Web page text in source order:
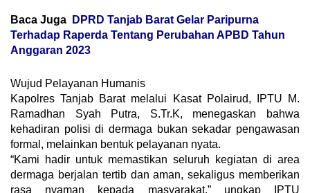
Baca Juga
DPRD Tanjab Barat Gelar Paripurna
Terhadap Raperda Tentang Perubahan APBD Tahun
Anggaran 2023
​Wujud Pelayanan Humanis
​Kapolres Tanjab Barat melalui Kasat Polairud, IPTU M.
Ramadhan Syah Putra, S.Tr.K, menegaskan bahwa
kehadiran polisi di dermaga bukan sekadar pengawasan
formal, melainkan bentuk pelayanan nyata.
​“Kami hadir untuk memastikan seluruh kegiatan di area
dermaga berjalan tertib dan aman, sekaligus memberikan
rasa nyaman kepada masyarakat,” ungkap IPTU